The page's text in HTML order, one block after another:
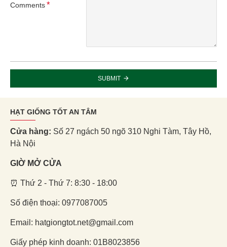
Comments
SUBMIT
HẠT GIỐNG TỐT AN TÂM
Cửa hàng: Số 27 ngách 50 ngõ 310 Nghi Tàm, Tây Hồ,
Hà Nội
GIỜ MỞ CỬA
⏰ Thứ 2 - Thứ 7: 8:30 - 18:00
Số điện thoại: 0977087005
Email: hatgiongtot.net@gmail.com
Giấy phép kinh doanh: 01B8023856